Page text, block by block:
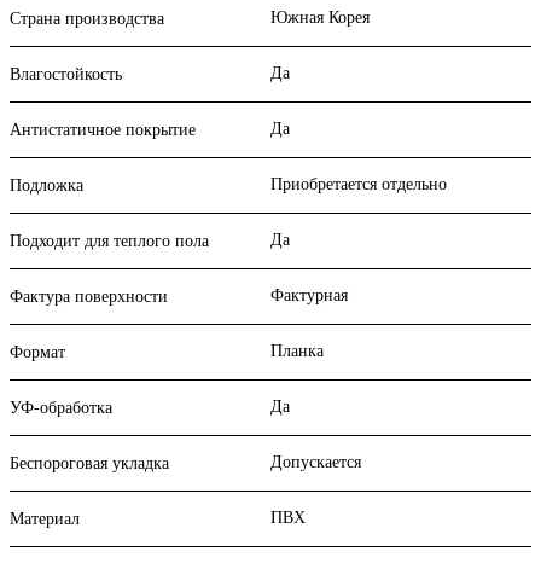
Страна производства Южная Корея
Влагостойкость Да
Антистатичное покрытие Да
Подложка Приобретается отдельно
Подходит для теплого пола Да
Фактура поверхности Фактурная
Формат Планка
УФ-обработка Да
Беспороговая укладка Допускается
Материал ПВХ